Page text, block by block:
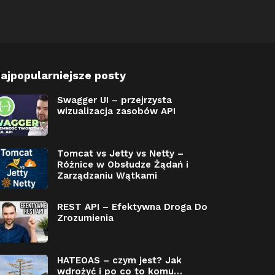
posty
Swagger UI – przejrzysta
wizualizacja zasobów API
Tomcat vs Jetty vs Netty –
Różnice w Obsłudze Żądań i
Zarządzaniu Wątkami
REST API – Efektywna Droga Do
Zrozumienia
HATEOAS – czym jest? Jak
wdrożyć i po co to komu…